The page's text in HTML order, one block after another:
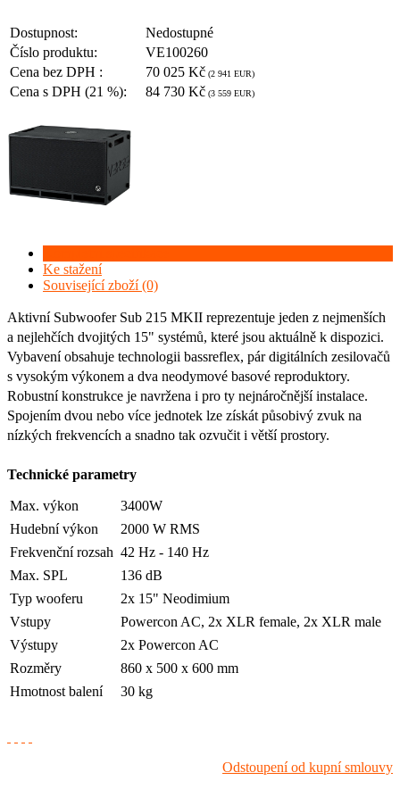
Dostupnost:
Nedostupné
Číslo produktu:
VE100260
Cena bez DPH :
70 025 Kč (2 941 EUR)
Cena s DPH (21 %): 84 730 Kč (3 559 EUR)
Ke stažení
Související zboží (0)
Aktivní Subwoofer Sub 215 MKII reprezentuje jeden z nejmenších
a nejlehčích dvojitých 15" systémů, které jsou aktuálně k dispozici.
Vybavení obsahuje technologii bassreflex, pár digitálních zesilovačů
s vysokým výkonem a dva neodymové basové reproduktory.
Robustní konstrukce je navržena i pro ty nejnáročnější instalace.
Spojením dvou nebo více jednotek lze získát působivý zvuk na
nízkých frekvencích a snadno tak ozvučit i větší prostory.
Technické parametry
Max. výkon
3400W
Hudební výkon
2000 W RMS
Frekvenční rozsah 42 Hz - 140 Hz
Max. SPL
136 dB
Typ wooferu
2x 15" Neodimium
Vstupy
Powercon AC, 2x XLR female, 2x XLR male
Výstupy
2x Powercon AC
Rozměry
860 x 500 x 600 mm
Hmotnost balení
30 kg
Odstoupení od kupní smlouvy